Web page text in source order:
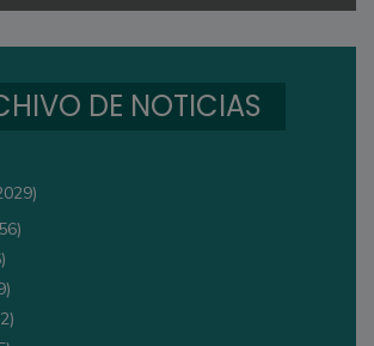
DE NOTICIAS